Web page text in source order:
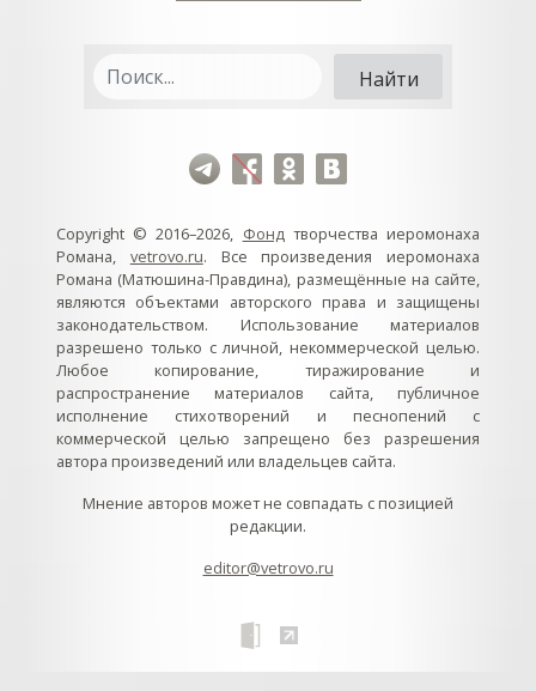
Copyright © 2016–2026, Фонд творчества иеромонаха
Романа, vetrovo.ru. Все произведения иеромонаха
Романа (Матюшина-Правдина), размещённые на сайте,
являются объектами авторского права и защищены
законодательством. Использование материалов
разрешено только с личной, некоммерческой целью.
Любое копирование, тиражирование и
распространение материалов сайта, публичное
исполнение стихотворений и песнопений с
коммерческой целью запрещено без разрешения
автора произведений или владельцев сайта.
Мнение авторов может не совпадать с позицией
редакции.
editor@vetrovo.ru